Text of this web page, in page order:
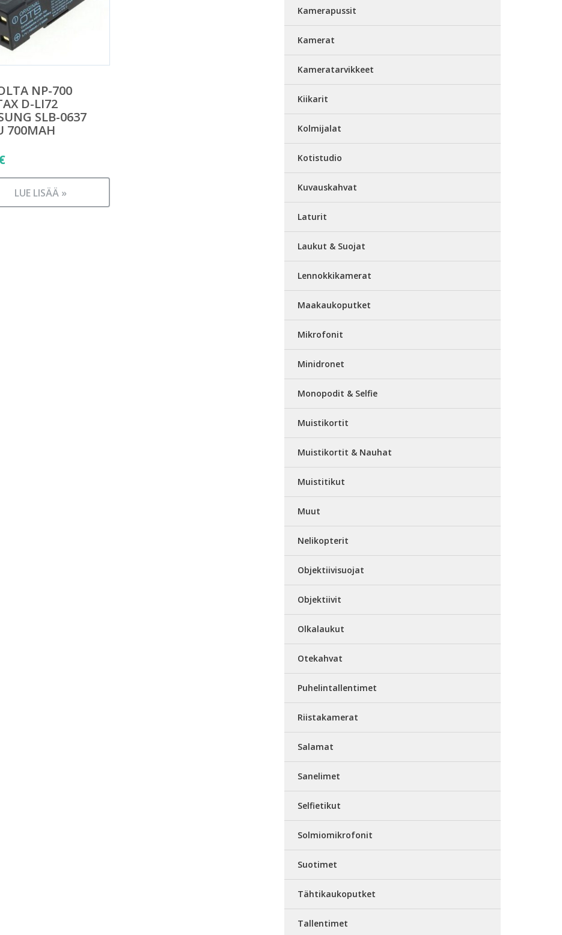
NP-700
D-LI72
SLB-0637
700MAH
LUE LISÄÄ »
Kamerapussit
Kamerat
Kameratarvikkeet
Kiikarit
Kolmijalat
Kotistudio
Kuvauskahvat
Laturit
Laukut & Suojat
Lennokkikamerat
Maakaukoputket
Mikrofonit
Minidronet
Monopodit & Selfie
Muistikortit
Muistikortit & Nauhat
Muistitikut
Muut
Nelikopterit
Objektiivisuojat
Objektiivit
Olkalaukut
Otekahvat
Puhelintallentimet
Riistakamerat
Salamat
Sanelimet
Selfietikut
Solmiomikrofonit
Suotimet
Tähtikaukoputket
Tallentimet